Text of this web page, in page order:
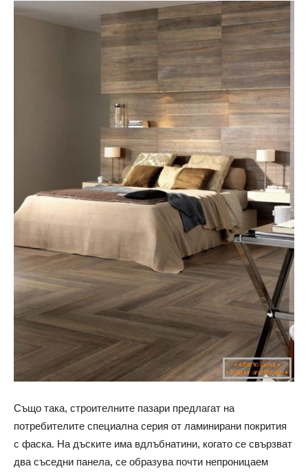
Също така, строителните пазари предлагат на
потребителите специална серия от ламинирани покрития
с фаска. На дъските има вдлъбнатини, когато се свързват
два съседни панела, се образува почти непроницаем